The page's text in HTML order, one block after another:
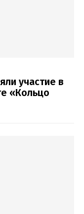
участие в
«Кольцо